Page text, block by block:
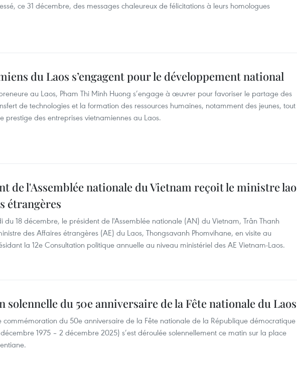
ce 31 décembre, des messages chaleureux de félicitations à leurs homologues
du Laos s’engagent pour le développement national
au Laos, Pham Thi Minh Huong s’engage à œuvrer pour favoriser le partage des
de technologies et la formation des ressources humaines, notamment des jeunes, tout
prestige des entreprises vietnamiennes au Laos.
de l'Assemblée nationale du Vietnam reçoit le ministre lao
étrangères
du 18 décembre, le président de l'Assemblée nationale (AN) du Vietnam, Trân Thanh
des Affaires étrangères (AE) du Laos, Thongsavanh Phomvihane, en visite au
la 12e Consultation politique annuelle au niveau ministériel des AE Vietnam-Laos.
solennelle du 50e anniversaire de la Fête nationale du Laos
commémoration du 50e anniversaire de la Fête nationale de la République démocratique
1975 – 2 décembre 2025) s’est déroulée solennellement ce matin sur la place